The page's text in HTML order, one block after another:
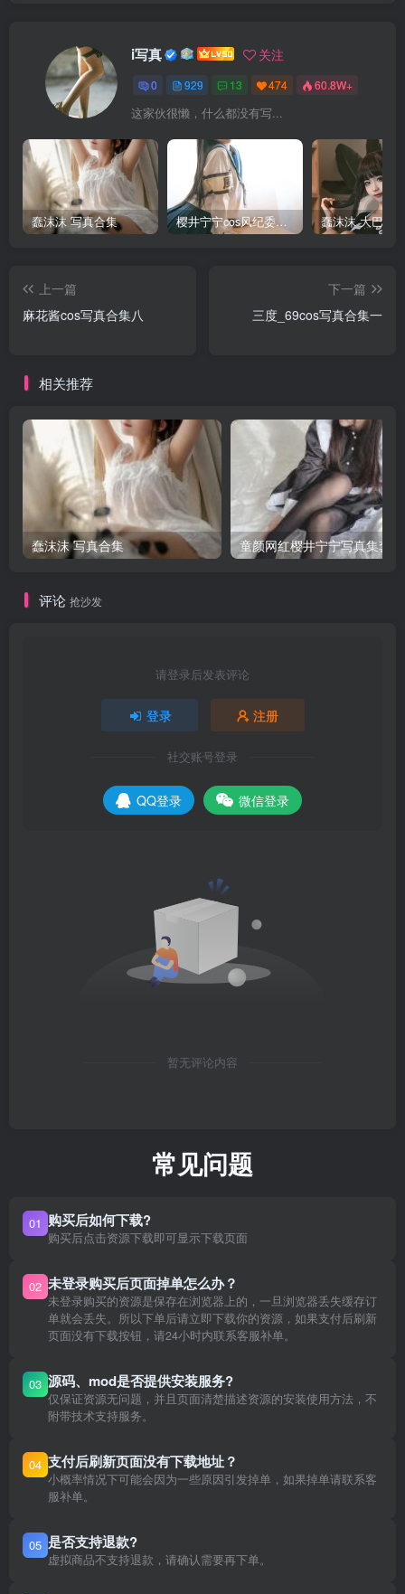
i写真 关注
0 929 13 474 60.8W+
这家伙很懒，什么都没有写...
蠢沫沫 写真合集 樱井宁宁cos风纪委员写真套图
上一篇
麻花酱cos写真合集八
下一篇
三度_69cos写真合集一
相关推荐
蠢沫沫 写真合集 童颜网红樱井宁宁写真集套图
评论 抢沙发
请登录后发表评论
登录 注册
社交账号登录
QQ登录 微信登录
暂无评论内容
常见问题
01 购买后如何下载?
购买后点击资源下载即可显示下载页面
02 未登录购买后页面掉单怎么办？
未登录购买的资源是保存在浏览器上的，一旦浏览器丢失缓存订
单就会丢失。所以下单后请立即下载你的资源，如果支付后刷新
页面没有下载按钮，请24小时内联系客服补单。
03 源码、mod是否提供安装服务?
仅保证资源无问题，并且页面清楚描述资源的安装使用方法，不
附带技术支持服务。
04 支付后刷新页面没有下载地址？
小概率情况下可能会因为一些原因引发掉单，如果掉单请联系客
服补单。
05 是否支持退款?
虚拟商品不支持退款，请确认需要再下单。